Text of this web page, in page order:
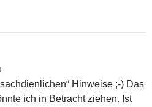
Hinweise ;-) Das
ich in Betracht ziehen. Ist